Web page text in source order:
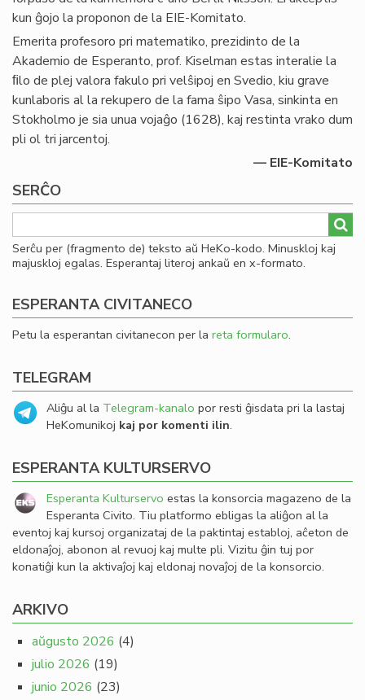
kun ĝojo la proponon de la EIE-Komitato.
Emerita profesoro pri matematiko, prezidinto de la
Akademio de Esperanto, prof. Kiselman estas interalie la
ﬁlo de plej valora fakulo pri velŝipoj en Svedio, kiu grave
kunlaboris al la rekupero de la fama ŝipo Vasa, sinkinta en
Stokholmo je sia unua vojaĝo (1628), kaj restinta vrako dum
pli ol tri jarcentoj.
— EIE-Komitato
SERĈO
Serĉu per (fragmento de) teksto aŭ HeKo-kodo. Minuskloj kaj
majuskloj egalas. Esperantaj literoj ankaŭ en x-formato.
ESPERANTA CIVITANECO
Petu la esperantan civitanecon per la reta formularo.
TELEGRAM
Aliĝu al la Telegram-kanalo por resti ĝisdata pri la lastaj
HeKomunikoj kaj por komenti ilin.
ESPERANTA KULTURSERVO
Esperanta Kulturservo estas la konsorcia magazeno de la
Esperanta Civito. Tiu platformo ebligas la aliĝon al la
eventoj kaj kursoj organizataj de la paktintaj establoj, aĉeton de
eldonaĵoj, abonon al revuoj kaj multe pli. Vizitu ĝin tuj por
konatiĝi kun la aktivaĵoj kaj eldonaj novaĵoj de la konsorcio.
ARKIVO
aŭgusto 2026 (4)
julio 2026 (19)
junio 2026 (23)